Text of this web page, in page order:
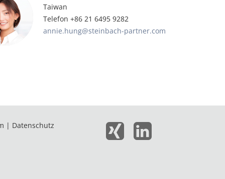
Taiwan
Telefon +86 21 6495 9282
annie.hung@steinbach-partner.com
| Datenschutz